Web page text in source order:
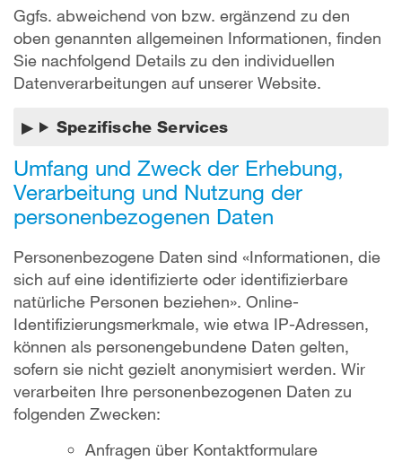
Ggfs. abweichend von bzw. ergänzend zu den
oben genannten allgemeinen Informationen, finden
Sie nachfolgend Details zu den individuellen
Datenverarbeitungen auf unserer Website.
Spezifische Services
Umfang und Zweck der Erhebung,
Verarbeitung und Nutzung der
personenbezogenen Daten
Personenbezogene Daten sind «Informationen, die
sich auf eine identifizierte oder identifizierbare
natürliche Personen beziehen». Online-
Identifizierungsmerkmale, wie etwa IP-Adressen,
können als personengebundene Daten gelten,
sofern sie nicht gezielt anonymisiert werden. Wir
verarbeiten Ihre personenbezogenen Daten zu
folgenden Zwecken:
Anfragen über Kontaktformulare